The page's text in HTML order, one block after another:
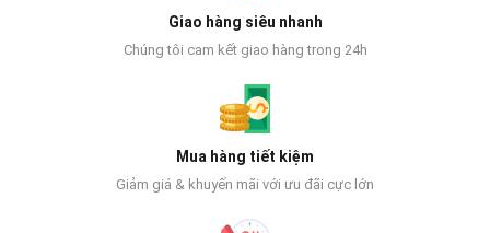
Giao hàng siêu nhanh
Chúng tôi cam kết giao hàng trong 24h
Mua hàng tiết kiệm
Giảm giá & khuyến mãi với ưu đãi cực lớn